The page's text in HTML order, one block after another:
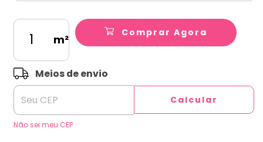
m²
Comprar Agora
Entregas para o CEP:
Meios de envio
Calcular
Não sei meu CEP